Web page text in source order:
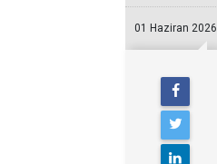
01 Haziran 2026